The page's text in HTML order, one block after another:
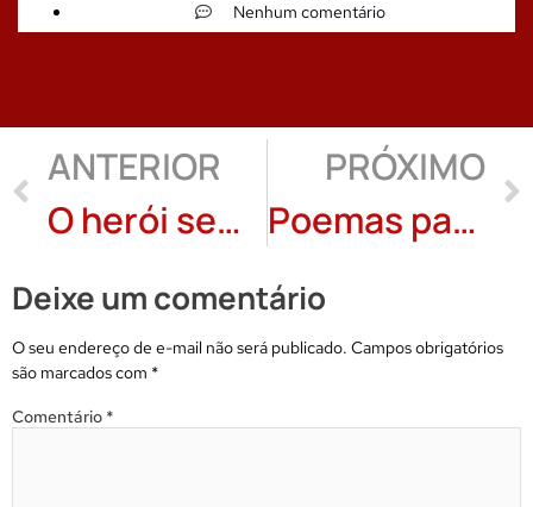
Nenhum comentário
ANTERIOR
O herói sem nenhum caráter – Gabriel Goldman
PRÓXIMO
Poemas para Curitiba – Paulo Vallim
Deixe um comentário
O seu endereço de e-mail não será publicado. Campos obrigatórios
são marcados com *
Comentário *